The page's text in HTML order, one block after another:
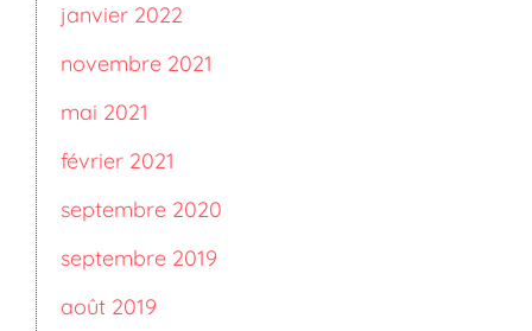
janvier 2022
novembre 2021
mai 2021
février 2021
septembre 2020
septembre 2019
août 2019